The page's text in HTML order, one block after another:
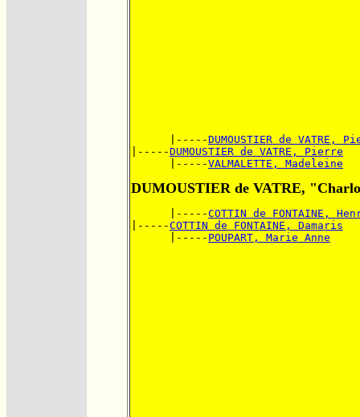
      |-----
DUMOUSTIER de VATRE,
|-----DUMOUSTIER de VATRE, Pierre
      |-----
VALMALETTE, Madeleine
DUMOUSTIER de VATRE,
      |-----
COTTIN de FONTAINE,
|-----COTTIN de FONTAINE, Damaris
      |-----
POUPART, Marie Anne